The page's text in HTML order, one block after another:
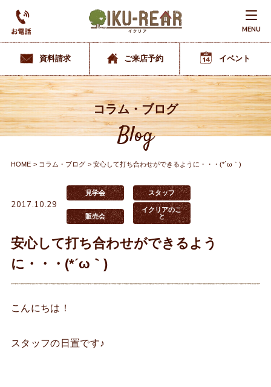
MENU
資料請求 ご来店予約 イベント
コラム・ブログ
Blog
HOME コラム・ブログ 安心して打ち合わせができるように・・・(*´ω｀)
2017.10.29
見学会 スタッフ
販売会
イクリアのこ
と
安心して打ち合わせができるよう
に・・・(*´ω｀)
こんにちは！
スタッフの日置です♪